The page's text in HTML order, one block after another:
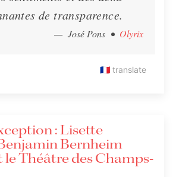
de transparence.
— José Pons • Olyrix
🇫🇷 translate
: Lisette
Bernheim
Théâtre des Champs-